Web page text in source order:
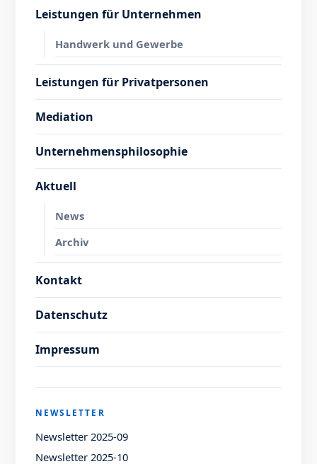
Leistungen für Unternehmen
Handwerk und Gewerbe
Leistungen für Privatpersonen
Mediation
Unternehmensphilosophie
Aktuell
News
Archiv
Kontakt
Datenschutz
Impressum
NEWSLETTER
Newsletter 2025-09
Newsletter 2025-10